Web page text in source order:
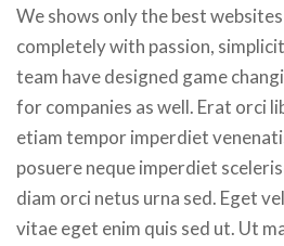
We shows only the best
completely with passion,
team have designed game
for companies as well. Erat orci
etiam tempor imperdiet
posuere neque imperdiet
diam orci netus urna sed. Eget
vitae eget enim quis sed ut. Ut